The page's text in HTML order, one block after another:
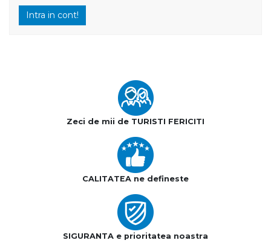
Intra in cont!
Zeci de mii de TURISTI FERICITI
CALITATEA ne defineste
SIGURANTA e prioritatea noastra